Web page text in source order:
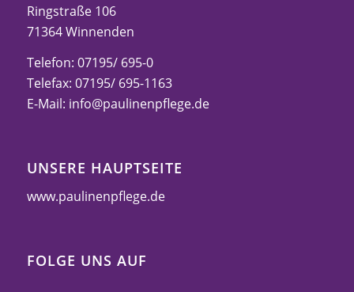
Ringstraße 106
71364 Winnenden
Telefon: 07195/ 695-0
Telefax: 07195/ 695-1163
E-Mail: info@paulinenpflege.de
UNSERE HAUPTSEITE
www.paulinenpflege.de
FOLGE UNS AUF